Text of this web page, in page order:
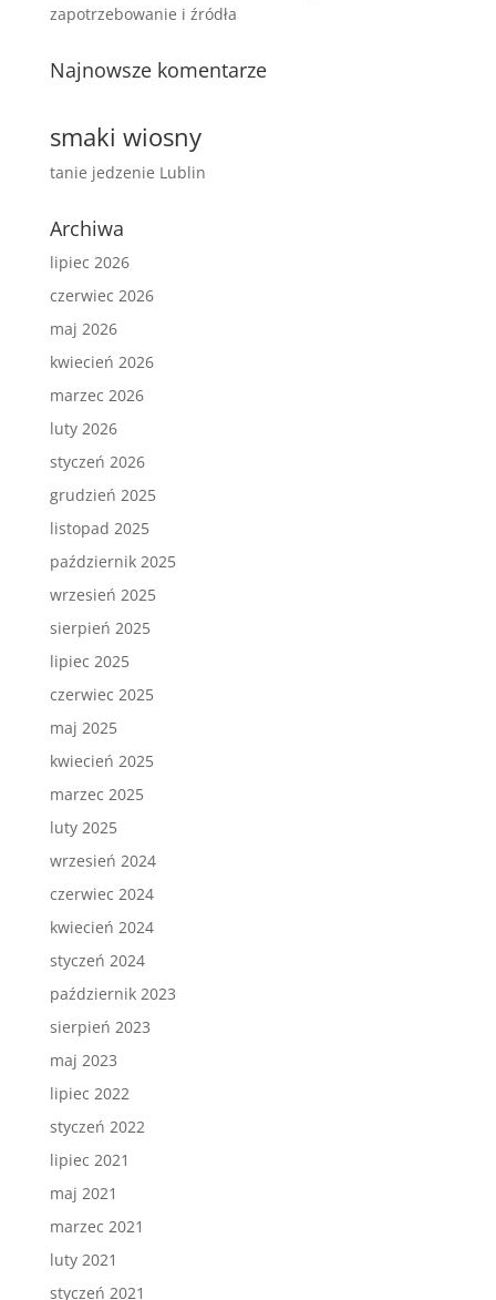
zapotrzebowanie i źródła
Najnowsze komentarze
smaki wiosny
tanie jedzenie Lublin
Archiwa
lipiec 2026
czerwiec 2026
maj 2026
kwiecień 2026
marzec 2026
luty 2026
styczeń 2026
grudzień 2025
listopad 2025
październik 2025
wrzesień 2025
sierpień 2025
lipiec 2025
czerwiec 2025
maj 2025
kwiecień 2025
marzec 2025
luty 2025
wrzesień 2024
czerwiec 2024
kwiecień 2024
styczeń 2024
październik 2023
sierpień 2023
maj 2023
lipiec 2022
styczeń 2022
lipiec 2021
maj 2021
marzec 2021
luty 2021
styczeń 2021